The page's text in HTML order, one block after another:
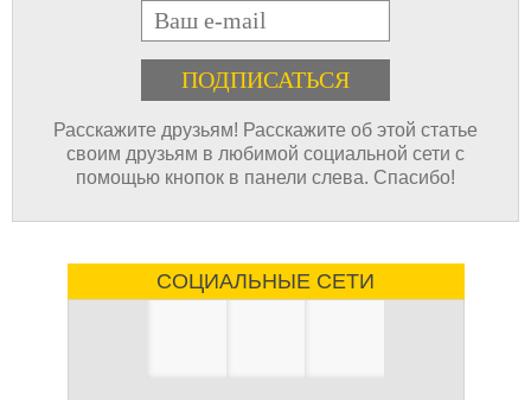
E-mail
Расскажите друзьям! Расскажите об этой статье
своим друзьям в любимой социальной сети с
помощью кнопок в панели слева. Спасибо!
СОЦИАЛЬНЫЕ СЕТИ